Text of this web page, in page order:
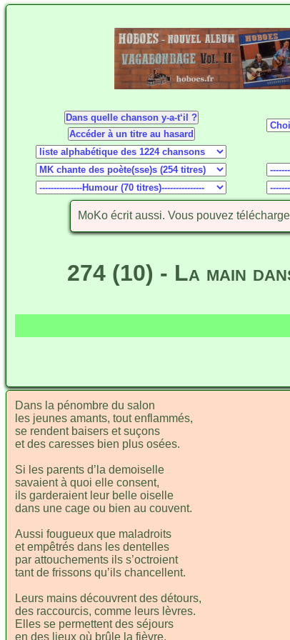
MoKo écrit aussi. Vous pouvez
274 (10) - La main
Dans la pénombre du sa lon
les jeunes amants, tout enflammés,
se rendent baisers et suçons
et des caresses bien plus osées.
Si les parents d’la demoiselle
savaient à quoi elle consent,
ils garderaient leur belle oiselle
dans une cage ou bien au couvent.
Aussi fougueux que maladroits
et empêtrés dans les dentelles
par attouchements ils s’octroient
tant de frissons qu’ils chancellent.
Leurs mains découvrent des détours,
des raccourcis, comme leurs lèvres.
Elles se permettent des séjours
en des lieux où brûle la fièvre.